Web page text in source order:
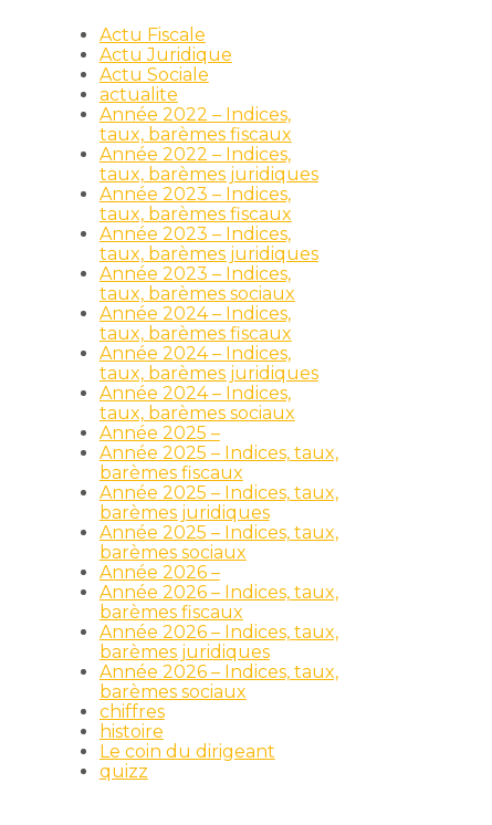
Actu Fiscale
Actu Juridique
Actu Sociale
actualite
Année 2022 – Indices,
taux, barèmes fiscaux
Année 2022 – Indices,
taux, barèmes juridiques
Année 2023 – Indices,
taux, barèmes fiscaux
Année 2023 – Indices,
taux, barèmes juridiques
Année 2023 – Indices,
taux, barèmes sociaux
Année 2024 – Indices,
taux, barèmes fiscaux
Année 2024 – Indices,
taux, barèmes juridiques
Année 2024 – Indices,
taux, barèmes sociaux
Année 2025 –
Année 2025 – Indices, taux,
barèmes fiscaux
Année 2025 – Indices, taux,
barèmes juridiques
Année 2025 – Indices, taux,
barèmes sociaux
Année 2026 –
Année 2026 – Indices, taux,
barèmes fiscaux
Année 2026 – Indices, taux,
barèmes juridiques
Année 2026 – Indices, taux,
barèmes sociaux
chiffres
histoire
Le coin du dirigeant
quizz